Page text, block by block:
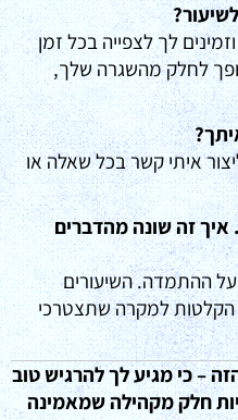
לך לצפייה בכל זמן
לחלק מהשגרה שלך,
איתי קשר בכל שאלה או
איך זה שונה מהדברים
על ההתמדה. השיעורים
הקלטות למקרה שתצטרכי
– כי מגיע לך להרגיש טוב
חלק מקהילה שמאמינה